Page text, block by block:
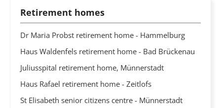
Retirement homes
Dr Maria Probst retirement home - Hammelburg
Haus Waldenfels retirement home - Bad Brückenau
Juliusspital retirement home, Münnerstadt
Haus Rafael retirement home - Zeitlofs
St Elisabeth senior citizens centre - Münnerstadt